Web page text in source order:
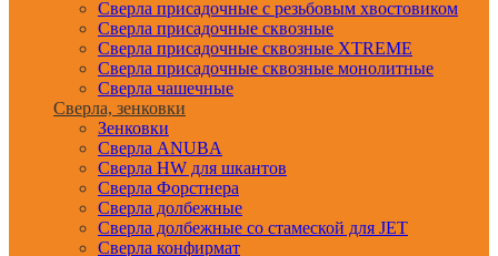
Сверла присадочные с резьбовым хвостовиком
Сверла присадочные сквозные
Сверла присадочные сквозные XTREME
Сверла присадочные сквозные монолитные
Сверла чашечные
Сверла, зенковки
Зенковки
Сверла ANUBA
Сверла HW для шкантов
Сверла Форстнера
Сверла долбежные
Сверла долбежные со стамеской для JET
Сверла конфирмат